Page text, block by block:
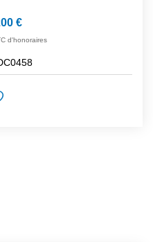
€
d'honoraires